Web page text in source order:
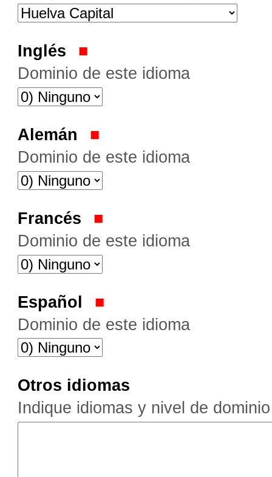
Inglés
Dominio de este idioma
Alemán
Dominio de este idioma
Francés
Dominio de este idioma
Español
Dominio de este idioma
Otros idiomas
Indique idiomas y nivel de